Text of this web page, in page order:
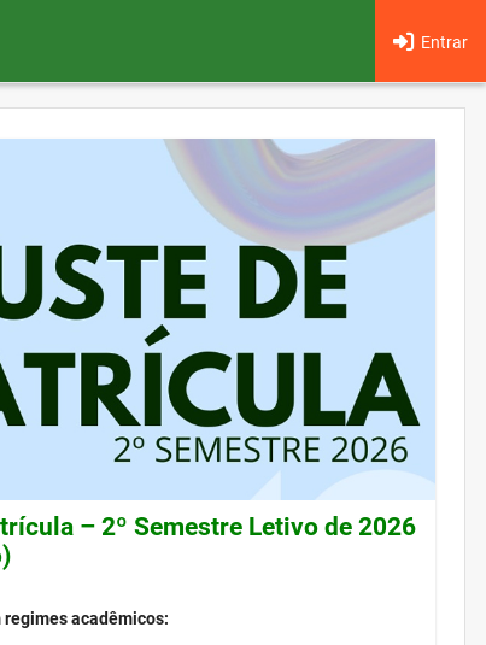
Entrar
– 2º Semestre Letivo de 2026
regimes acadêmicos: